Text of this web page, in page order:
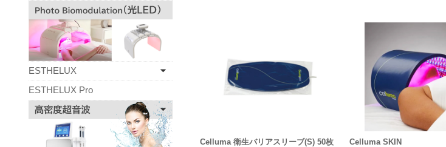
Celluma 衛生バリアスリーブ(S) 50枚
Celluma SKIN
ESTHELUX
ESTHELUX Pro